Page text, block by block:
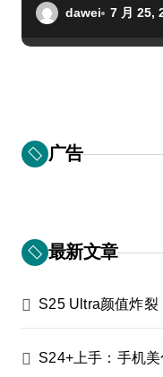
dawei 7 月 25,
广告
最新文章
S25 Ultra颜值炸
S24+上手：手机